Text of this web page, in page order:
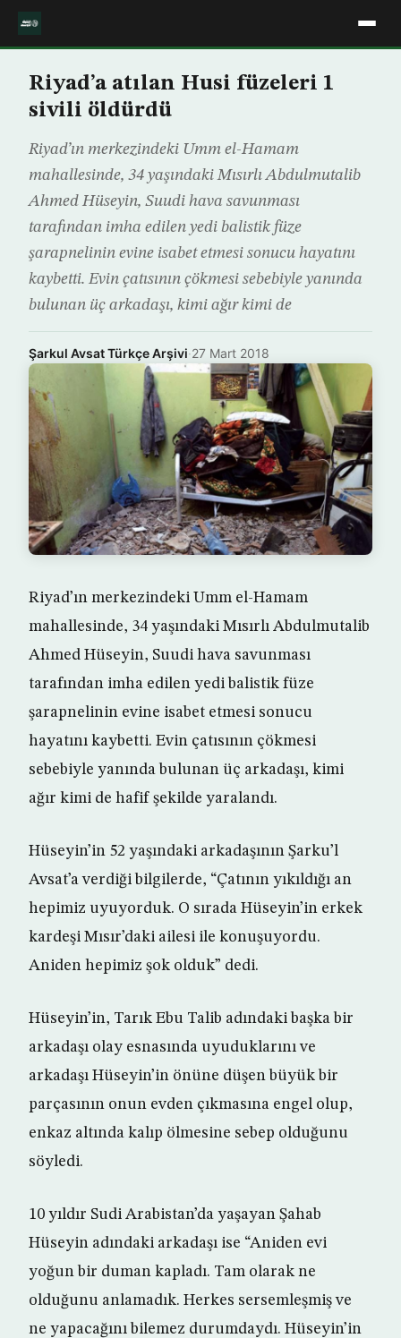
Riyad’a atılan Husi füzeleri 1
sivili öldürdü
Riyad’ın merkezindeki Umm el-Hamam
mahallesinde, 34 yaşındaki Mısırlı Abdulmutalib
Ahmed Hüseyin, Suudi hava savunması
tarafından imha edilen yedi balistik füze
şarapnelinin evine isabet etmesi sonucu hayatını
kaybetti. Evin çatısının çökmesi sebebiyle yanında
bulunan üç arkadaşı, kimi ağır kimi de
Şarkul Avsat Türkçe Arşivi·27 Mart 2018
Riyad’ın merkezindeki Umm el-Hamam
mahallesinde, 34 yaşındaki Mısırlı Abdulmutalib
Ahmed Hüseyin, Suudi hava savunması
tarafından imha edilen yedi balistik füze
şarapnelinin evine isabet etmesi sonucu
hayatını kaybetti. Evin çatısının çökmesi
sebebiyle yanında bulunan üç arkadaşı, kimi
ağır kimi de hafif şekilde yaralandı.
Hüseyin’in 52 yaşındaki arkadaşının Şarku’l
Avsat’a verdiği bilgilerde, “Çatının yıkıldığı an
hepimiz uyuyorduk. O sırada Hüseyin’in erkek
kardeşi Mısır’daki ailesi ile konuşuyordu.
Aniden hepimiz şok olduk” dedi.
Hüseyin’in, Tarık Ebu Talib adındaki başka bir
arkadaşı olay esnasında uyuduklarını ve
arkadaşı Hüseyin’in önüne düşen büyük bir
parçasının onun evden çıkmasına engel olup,
enkaz altında kalıp ölmesine sebep olduğunu
söyledi.
10 yıldır Sudi Arabistan’da yaşayan Şahab
Hüseyin adındaki arkadaşı ise “Aniden evi
yoğun bir duman kapladı. Tam olarak ne
olduğunu anlamadık. Herkes sersemleşmiş ve
ne yapacağını bilemez durumdaydı. Hüseyin’in